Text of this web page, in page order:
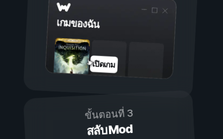
เกมของฉัน
เปิดเกม
ขั้นตอนที่ 3
สลับ Mod